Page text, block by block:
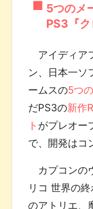
5つのメ
PS3『ク
アイディア
ン、日本一ソ
ームスの5つ
だPS3の新作
ト がプレオー
で、開発はコ
カプコンの
リコ 世界の
のアトリエ、